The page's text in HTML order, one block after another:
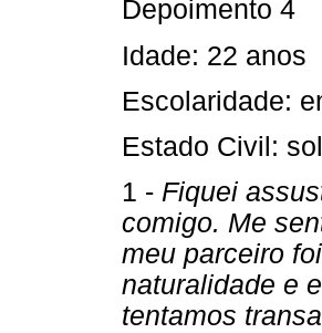
Depoimento 4
Idade: 22 anos
Escolaridade:
Estado Civil:
1 - Fiquei
comigo. Me
meu parceiro
naturalidade e
tentamos